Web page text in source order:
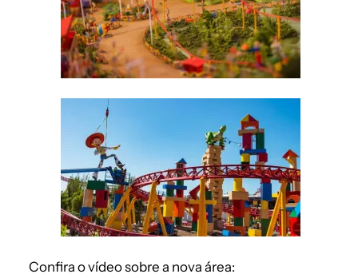
Confira o vídeo sobre a nova área: